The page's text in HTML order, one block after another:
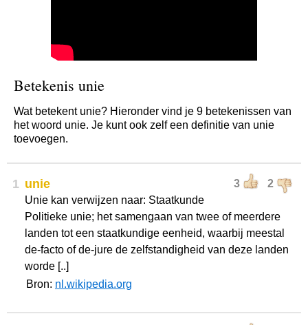
Betekenis unie
Wat betekent unie? Hieronder vind je 9 betekenissen van
het woord unie. Je kunt ook zelf een definitie van unie
toevoegen.
1 3 2
unie
Unie kan verwijzen naar: Staatkunde
Politieke unie; het samengaan van twee of meerdere
landen tot een staatkundige eenheid, waarbij meestal
de-facto of de-jure de zelfstandigheid van deze landen
worde [..]
Bron: nl.wikipedia.org